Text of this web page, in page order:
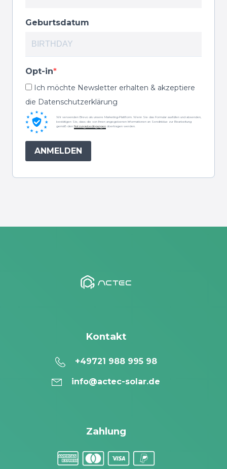
Geburtsdatum
Opt-in
Ich möchte Newsletter erhalten & akzeptiere
die Datenschutzerklärung
Wir verwenden Brevo als unsere Marketing-Plattform. Wenn Sie das Formular ausfüllen und absenden,
bestätigen Sie, dass die von Ihnen angegebenen Informationen an Sendinblue zur Bearbeitung
gemäß den Nutzungsbedingungen übertragen werden.
ANMELDEN
Kontakt
+49721 988 995 98
info@actec-solar.de
Zahlung